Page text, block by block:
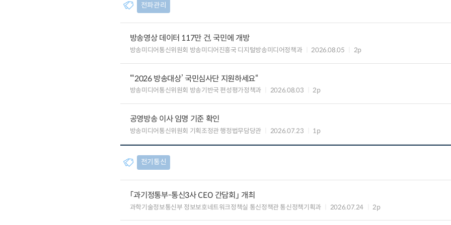
전파관리
방송영상 데이터 117만 건, 국민에 개방
방송미디어통신위원회 방송미디어진흥국 디지털방송미디어정책과 2026.08.05 2p
“‘2026 방송대상’ 국민심사단 지원하세요“
방송미디어통신위원회 방송기반국 편성평가정책과 2026.08.03 2p
공영방송 이사 임명 기준 확인
방송미디어통신위원회 기획조정관 행정법무담당관 2026.07.23 1p
전기통신
「과기정통부-통신3사 CEO 간담회」 개최
과학기술정보통신부 정보보호네트워크정책실 통신정책관 통신정책기획과 2026.07.24 2p